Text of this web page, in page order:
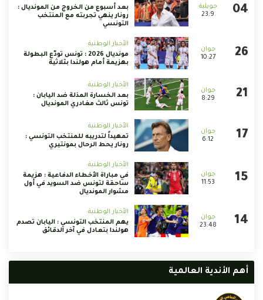
23:9
بعد أسبوع من الخروج من المونديال :
رونار ينهي تجربته مع المنتخب
التونسي
10:27
الأخبار الوطنية
مونديال 2026 : تونس تودّع البطولة
بهزيمة أمام هولندا بثلاثية
8:29
الأخبار الوطنية
بعد الخسارة المذلة ضد اليابان :
تونس ثالث مغادري المونديال
6:12
الأخبار الوطنية
تمهيداً لتدريبه للمنتخب التونسي :
رونار يحط الرحال بمونتيري
11:53
الأخبار الوطنية
في مباراة الأخطاء الدفاعية : هزيمة
ساحقة لتونس ضد السويد في أول
مشوار المونديال
23:48
الأخبار الوطنية
يهم المنتخب التونسي : اليابان تصدم
هولندا بتعادل في آخر الدقائق
أهم الأندية العالمية